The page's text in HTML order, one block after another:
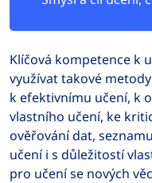
Klíčová kompetence k
využívat takové
k efektivnímu učení, k
vlastního učení, ke
ověřování dat,
učení i s důležitostí
pro učení se nových